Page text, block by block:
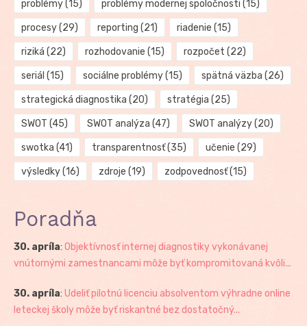
problémy(15) problémy modernej spoločnosti (15)
procesy(29) reporting (21) riadenie (15)
riziká (22) rozhodovanie (15) rozpočet (22)
seriál (15) sociálne problémy(15) spätná väzba (26)
strategická diagnostika (20) stratégia (25)
SWOT (45) SWOT analýza (47) SWOT analýzy(20)
swotka (41) transparentnosť(35) učenie (29)
výsledky(16) zdroje (19) zodpovednosť(15)
Poradňa
30. apríla: Objektívnosť internej diagnostiky vykonávanej
vnútornými zamestnancami môže byť kompromitovaná kvôli...
30. apríla: Udeliť pilotnú licenciu absolventom výhradne online
leteckej školy môže byť riskantné bez dostatočný...